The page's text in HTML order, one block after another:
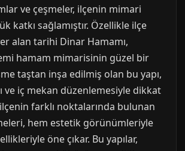
ve çeşmeler, ilçenin mimari
katkı sağlamıştır. Özellikle ilçe
alan tarihi Dinar Hamamı,
hamam mimarisinin güzel bir
taştan inşa edilmiş olan bu yapı,
ve iç mekan düzenlemesiyle dikkat
ilçenin farklı noktalarında bulunan
hem estetik görünümleriyle
öne çıkar. Bu yapılar,